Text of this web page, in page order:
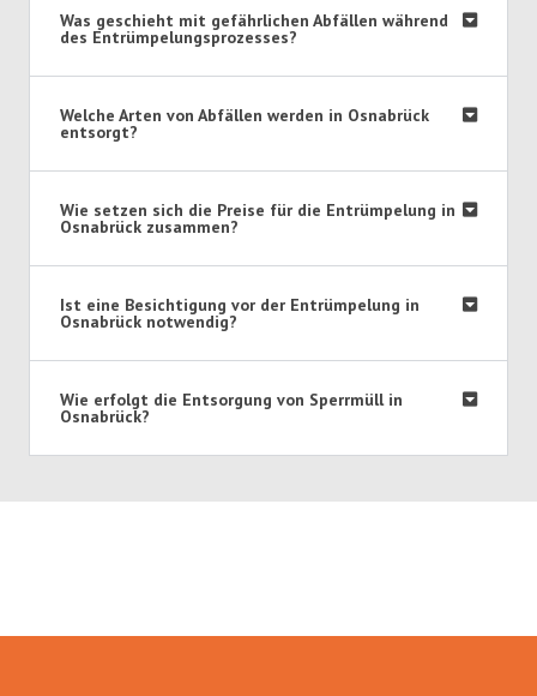
Was geschieht mit gefährlichen Abfällen während
des Entrümpelungsprozesses?
Welche Arten von Abfällen werden in Osnabrück
entsorgt?
Wie setzen sich die Preise für die Entrümpelung in
Osnabrück zusammen?
Ist eine Besichtigung vor der Entrümpelung in
Osnabrück notwendig?
Wie erfolgt die Entsorgung von Sperrmüll in
Osnabrück?